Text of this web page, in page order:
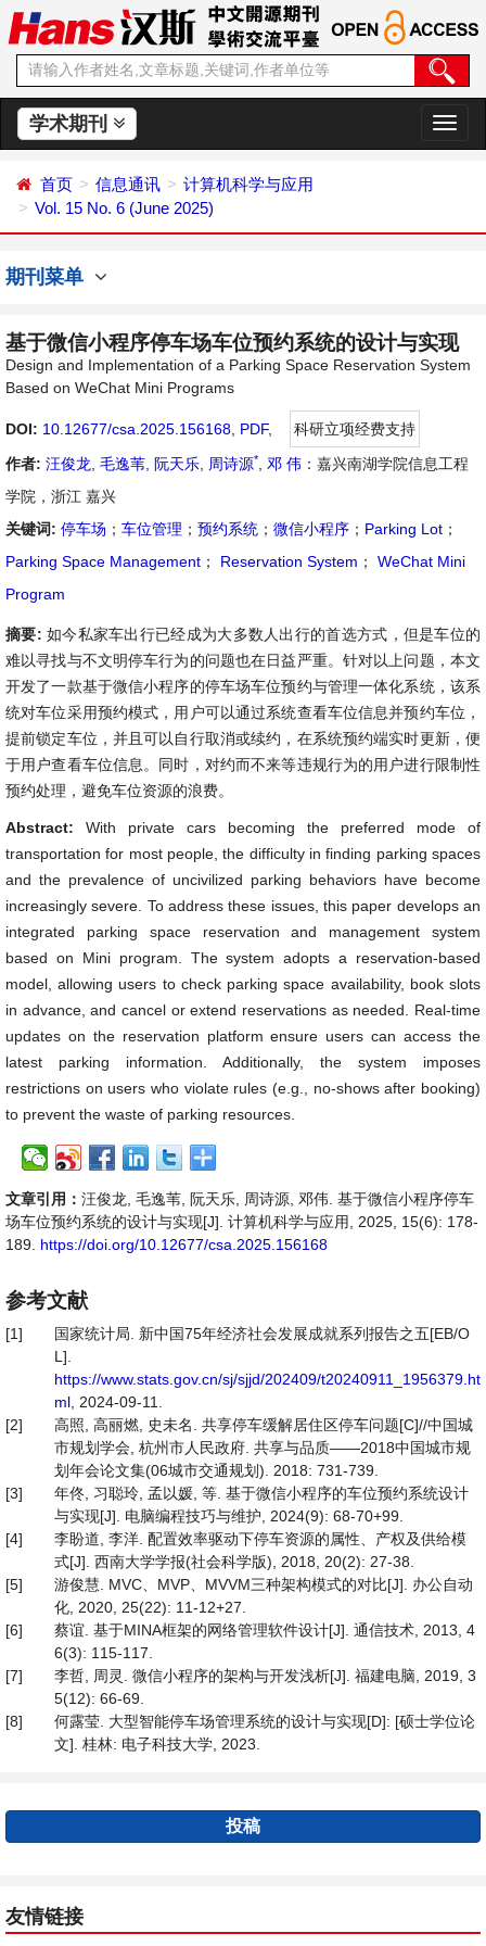
学术期刊
切
换
首页 信息通讯
计算机科学与应用
Vol. 15 No. 6 (June 2025)
期刊菜单
基于微信小程序停车场车位预约系统的设计与实现
Design and Implementation of a Parking Space Reservation System
Based on WeChat Mini Programs
DOI: 10.12677/csa.2025.156168 PDF,
科研立项经费支持
作者: 汪俊龙 毛逸苇 阮天乐 周诗源* 邓 伟 ：嘉兴南湖学院信息工程
学院，浙江 嘉兴
关键词: 停车场 ； 车位管理 ； 预约系统 ； 微信小程序 ； Parking Lot ；
Parking Space Management ； Reservation System ；
WeChat Mini
Program
摘要: 如今私家车出行已经成为大多数人出行的首选方式，但是车位的
难以寻找与不文明停车行为的问题也在日益严重。针对以上问题，本文
开发了一款基于微信小程序的停车场车位预约与管理一体化系统，该系
统对车位采用预约模式，用户可以通过系统查看车位信息并预约车位，
提前锁定车位，并且可以自行取消或续约，在系统预约端实时更新，便
于用户查看车位信息。同时，对约而不来等违规行为的用户进行限制性
预约处理，避免车位资源的浪费。
Abstract: With private cars becoming the preferred mode of
transportation for most people, the difficulty in finding parking spaces
and the prevalence of uncivilized parking behaviors have become
increasingly severe. To address these issues, this paper develops an
integrated parking space reservation and management system
based on Mini program. The system adopts a reservation-based
model, allowing users to check parking space availability, book slots
in advance, and cancel or extend reservations as needed. Real-time
updates on the reservation platform ensure users can access the
latest parking information. Additionally, the system imposes
restrictions on users who violate rules (e.g., no-shows after booking)
to prevent the waste of parking resources.
文章引用： 汪俊龙, 毛逸苇, 阮天乐, 周诗源, 邓伟. 基于微信小程序停车
场车位预约系统的设计与实现[J]. 计算机科学与应用, 2025, 15(6): 178-
189. https://doi.org/10.12677/csa.2025.156168
参考文献
[1]
国家统计局. 新中国75年经济社会发展成就系列报告之五[EB/O
L].
https://www.stats.gov.cn/sj/sjjd/202409/t20240911_1956379.ht
ml , 2024-09-11.
[2]
高照, 高丽燃, 史未名. 共享停车缓解居住区停车问题[C]//中国城
市规划学会, 杭州市人民政府. 共享与品质——2018中国城市规
划年会论文集(06城市交通规划). 2018: 731-739.
[3]
年佟, 习聪玲, 孟以媛, 等. 基于微信小程序的车位预约系统设计
与实现[J]. 电脑编程技巧与维护, 2024(9): 68-70+99.
[4]
李盼道, 李洋. 配置效率驱动下停车资源的属性、产权及供给模
式[J]. 西南大学学报(社会科学版), 2018, 20(2): 27-38.
[5]
游俊慧. MVC、MVP、MVVM三种架构模式的对比[J]. 办公自动
化, 2020, 25(22): 11-12+27.
[6]
蔡谊. 基于MINA框架的网络管理软件设计[J]. 通信技术, 2013, 4
6(3): 115-117.
[7]
李哲, 周灵. 微信小程序的架构与开发浅析[J]. 福建电脑, 2019, 3
5(12): 66-69.
[8]
何露莹. 大型智能停车场管理系统的设计与实现[D]: [硕士学位论
文]. 桂林: 电子科技大学, 2023.
投稿
友情链接